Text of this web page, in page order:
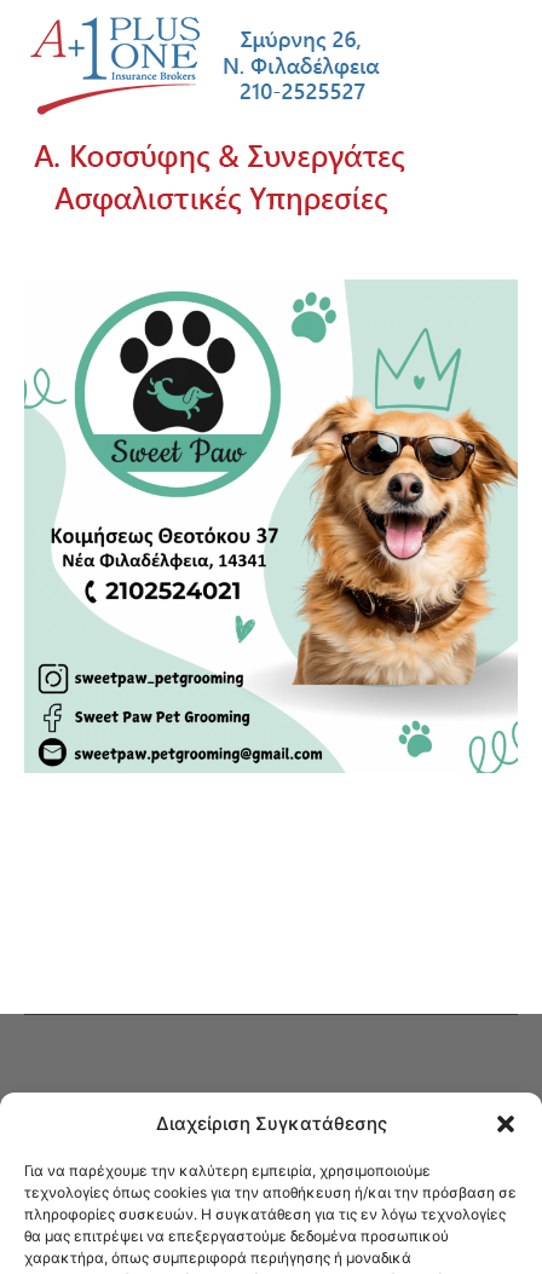
Διαχείριση Συγκατάθεσης
Για να παρέχουμε την καλύτερη εμπειρία, χρησιμοποιούμε
τεχνολογίες όπως cookies για την αποθήκευση ή/και την πρόσβαση σε
πληροφορίες συσκευών. Η συγκατάθεση για τις εν λόγω τεχνολογίες
θα μας επιτρέψει να επεξεργαστούμε δεδομένα προσωπικού
χαρακτήρα, όπως συμπεριφορά περιήγησης ή μοναδικά
Στο Καφενείο θα βρείτε όλες τις ειδήσεις που αφορούν την Νέα
Φιλαδέλφεια και τη Νέα Χαλκηδόνα, καυτή αρθρογραφία, καθώς και